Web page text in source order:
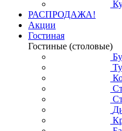
РАСПРОДАЖА!
Акции
Гостиная
Гостиные (столовые)